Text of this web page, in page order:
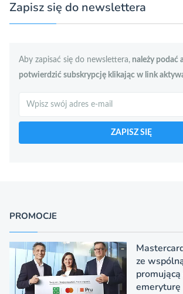
Zapisz się do newslettera
Aby zapisać się do newslettera, należy podać
potwierdzić subskrypcję klikając w link
ZAPISZ SIĘ
PROMOCJE
ze
promującą
emeryturę